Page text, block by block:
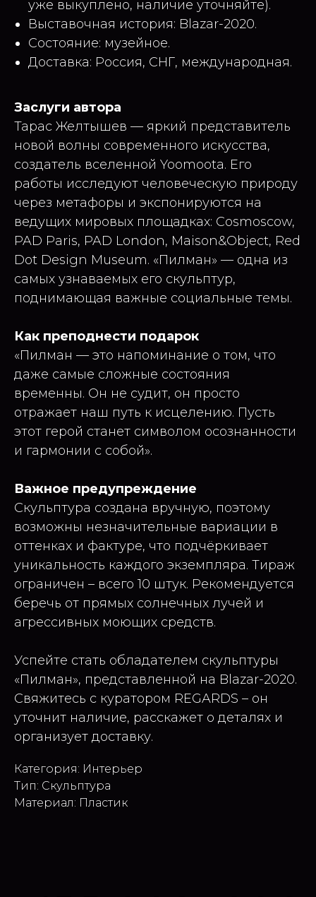
уже выкуплено, наличие уточняйте).
Выставочная история: Blazar-2020.
Состояние: музейное.
Доставка: Россия, СНГ, международная.
Заслуги автора
Тарас Желтышев — яркий представитель
новой волны современного искусства,
создатель вселенной Yoomoota. Его
работы исследуют человеческую природу
через метафоры и экспонируются на
ведущих мировых площадках: Cosmoscow,
PAD Paris, PAD London, Maison&Object, Red
Dot Design Museum. «Пилман» — одна из
самых узнаваемых его скульптур,
поднимающая важные социальные темы.
Как преподнести подарок
«Пилман — это напоминание о том, что
даже самые сложные состояния
временны. Он не судит, он просто
отражает наш путь к исцелению. Пусть
этот герой станет символом осознанности
и гармонии с собой».
Важное предупреждение
Скульптура создана вручную, поэтому
возможны незначительные вариации в
оттенках и фактуре, что подчёркивает
уникальность каждого экземпляра. Тираж
ограничен – всего 10 штук. Рекомендуется
беречь от прямых солнечных лучей и
агрессивных моющих средств.
Успейте стать обладателем скульптуры
«Пилман», представленной на Blazar-2020.
Свяжитесь с куратором REGARDS – он
уточнит наличие, расскажет о деталях и
организует доставку.
Категория: Интерьер
Тип: Скульптура
Материал: Пластик